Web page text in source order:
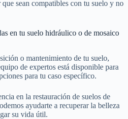
que sean compatibles con tu suelo y no
en tu suelo hidráulico o de mosaico
o mantenimiento de tu suelo,
de expertos está disponible para
para tu caso específico.
en la restauración de suelos de
ayudarte a recuperar la belleza
su vida útil.